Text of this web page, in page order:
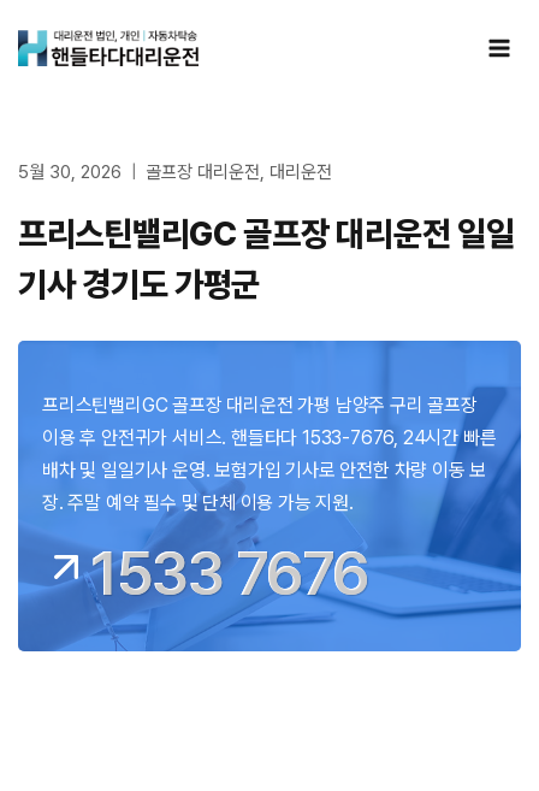
5월 30, 2026 골프장 대리운전, 대리운전
프리스틴밸리GC 골프장 대리운전 일일
기사 경기도 가평군
프리스틴밸리GC 골프장 대리운전 가평 남양주 구리 골프장
이용 후 안전귀가 서비스. 핸들타다 1533-7676, 24시간 빠른
배차 및 일일기사 운영. 보험가입 기사로 안전한 차량 이동 보
장. 주말 예약 필수 및 단체 이용 가능 지원.
1533 7676